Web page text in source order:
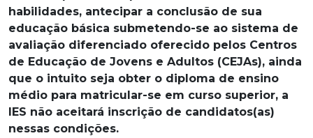
habilidades, antecipar a conclusão de sua
educação básica submetendo-se ao sistema de
avaliação diferenciado oferecido pelos Centros
de Educação de Jovens e Adultos (CEJAs), ainda
que o intuito seja obter o diploma de ensino
médio para matricular-se em curso superior, a
IES não aceitará inscrição de candidatos(as)
nessas condições.